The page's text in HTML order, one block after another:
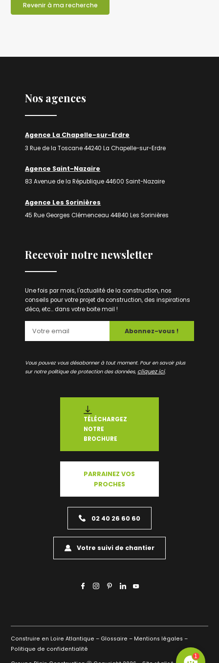
Revenir à ma recherche
Nos agences
Agence La Chapelle-sur-Erdre
3 Rue de la Toscane 44240 La Chapelle-sur-Erdre
Agence Saint-Nazaire
83 Avenue de la République 44600 Saint-Nazaire
Agence Les Sorinières
45 Rue Georges Clémenceau 44840 Les Sorinières
Recevoir notre newsletter
Une fois par mois, l'actualité de la construction, nos
conseils pour votre projet de construction, des inspirations
déco, etc... dans votre boite mail !
Abonnez-vous !
Vous pouvez vous désabonner à tout moment. Pour en savoir plus
sur notre politique de protection des données, cliquez ici.
TÉLÉCHARGEZ
NOTRE
BROCHURE
PARRAINEZ VOS
PROCHES
02 40 26 60 60
Votre suivi de chantier
Construire en Loire Atlantique – Glossaire – Mentions légales –
Politique de confidentialité
1